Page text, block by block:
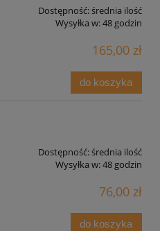
Dostępność:średnia ilość
Wysyłka w:48 godzin
165,00 zł
do koszyka
Dostępność:średnia ilość
Wysyłka w:48 godzin
76,00 zł
do koszyka